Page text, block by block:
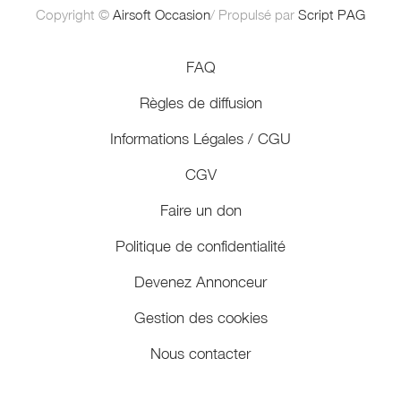
Copyright © Airsoft Occasion/ Propulsé par Script PAG
FAQ
Règles de diffusion
Informations Légales / CGU
CGV
Faire un don
Politique de confidentialité
Devenez Annonceur
Gestion des cookies
Nous contacter